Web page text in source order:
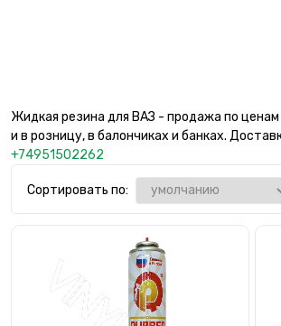
Жидкая резина для ВАЗ - продажа по
и в розницу, в балончиках и банках.
+74951502262
Сортировать по: